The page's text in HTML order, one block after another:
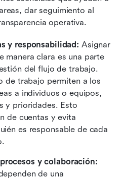
dar seguimiento al
operativa.
y responsabilidad: Asignar
manera clara es una parte
del flujo de trabajo.
de trabajo permiten a los
a individuos o equipos,
y prioridades. Esto
de cuentas y evita
es responsable de cada
y colaboración:
de una